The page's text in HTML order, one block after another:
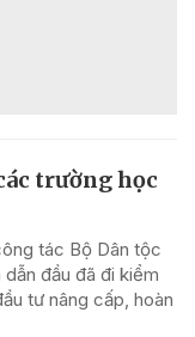
trường học
tác Bộ Dân tộc
đầu đã đi kiểm
tư nâng cấp, hoàn